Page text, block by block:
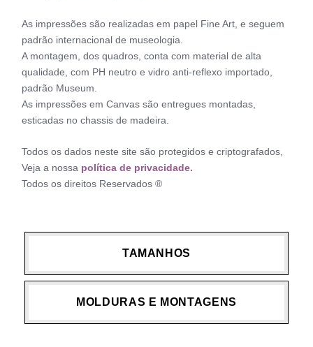
As impressões são realizadas em papel Fine Art, e seguem
padrão internacional de museologia.
A montagem, dos quadros, conta com material de alta
qualidade, com PH neutro e vidro anti-reflexo importado,
padrão Museum.
As impressões em Canvas são entregues montadas,
esticadas no chassis de madeira.
Todos os dados neste site são protegidos e criptografados,
Veja a nossa política de privacidade.
Todos os direitos Reservados ®
TAMANHOS
MOLDURAS E MONTAGENS